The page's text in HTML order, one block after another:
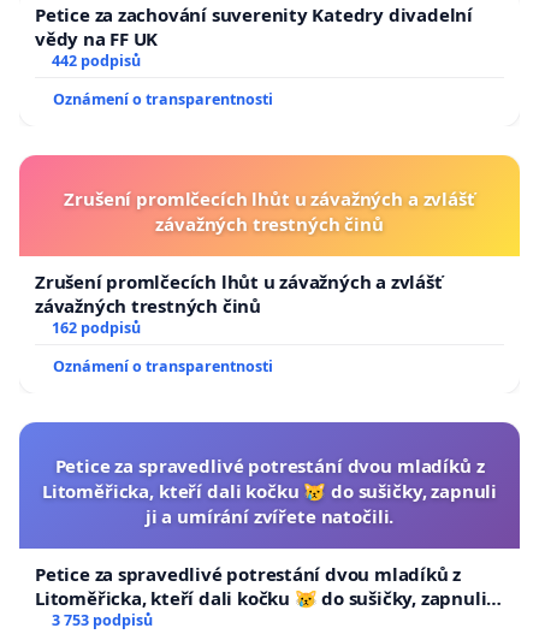
Petice za zachování suverenity Katedry divadelní
vědy na FF UK
442 podpisů
Oznámení o transparentnosti
Zrušení promlčecích lhůt u závažných a zvlášť
závažných trestných činů
Zrušení promlčecích lhůt u závažných a zvlášť
závažných trestných činů
162 podpisů
Oznámení o transparentnosti
Petice za spravedlivé potrestání dvou mladíků z
Litoměřicka, kteří dali kočku 😿 do sušičky, zapnuli
ji a umírání zvířete natočili.
Petice za spravedlivé potrestání dvou mladíků z
Litoměřicka, kteří dali kočku 😿 do sušičky, zapnuli ji
a umírání zvířete natočili.
3 753 podpisů